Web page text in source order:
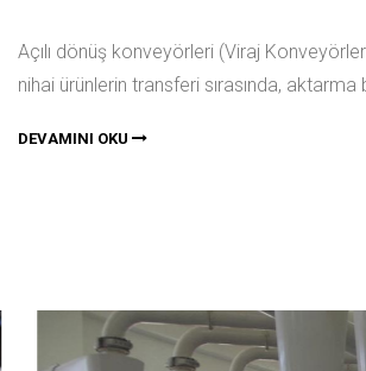
Açılı dönüş konveyörleri (Viraj
nihai ürünlerin transferi sırasında, aktarma
DEVAMINI OKU